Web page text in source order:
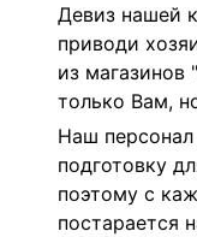
Девиз нашей
приводи
из магазинов
только Вам,
Наш
подготовку
поэтому с
постарается